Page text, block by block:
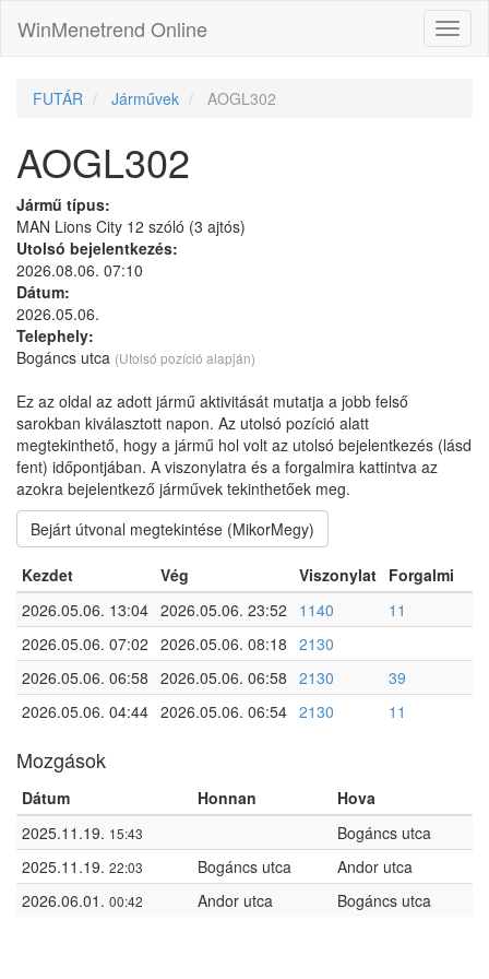
WinMenetrend Online
FUTÁR Járművek AOGL302
AOGL302
Jármű típus:
MAN Lions City 12 szóló (3 ajtós)
Utolsó bejelentkezés:
2026.08.06. 07:10
Dátum:
2026.05.06.
Telephely:
Bogáncs utca (Utolsó pozíció alapján)
Ez az oldal az adott jármű aktivitását mutatja a jobb felső
sarokban kiválasztott napon. Az utolsó pozíció alatt
megtekinthető, hogy a jármű hol volt az utolsó bejelentkezés (lásd
fent) időpontjában. A viszonylatra és a forgalmira kattintva az
azokra bejelentkező járművek tekinthetőek meg.
Bejárt útvonal megtekintése (MikorMegy)
Kezdet Vég Viszonylat Forgalmi
2026.05.06. 13:04 2026.05.06. 23:52 1140
11
2026.05.06. 07:02 2026.05.06. 08:18 2130
2026.05.06. 06:58 2026.05.06. 06:58 2130
39
2026.05.06. 04:44 2026.05.06. 06:54 2130 11
Mozgások
Dátum Honnan
Hova
2025.11.19. 15:43
Bogáncs utca
2025.11.19. 22:03 Bogáncs utca
Andor utca
2026.06.01. 00:42 Andor utca Bogáncs utca